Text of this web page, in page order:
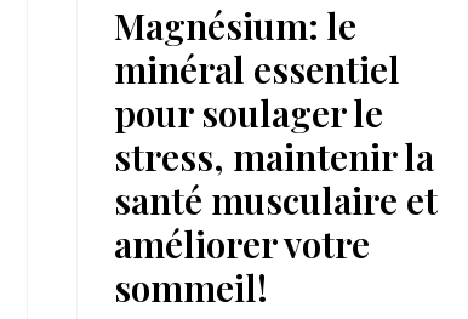
Magnésium: le
minéral essentiel
pour soulager le
stress, maintenir la
santé musculaire et
améliorer votre
sommeil!